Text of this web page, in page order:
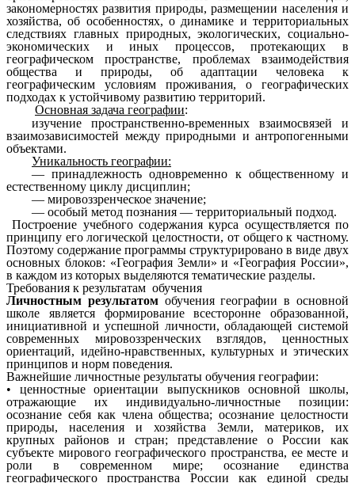
закономерностях развития природы, размещении населения и
хозяйства, об особенностях, о динамике и территориальных
следствиях главных природных, экологических, социально-
экономических и иных процессов, протекающих в
географическом пространстве, проблемах взаимодействия
общества и природы, об адаптации человека к
географическим условиям проживания, о географических
подходах к устойчивому развитию территорий.
Основная задача географии:
изучение пространственно-временных взаимосвязей и
взаимозависимостей между природными и антропогенными
объектами.
Уникальность географии:
— принадлежность одновременно к общественному и
естественному циклу дисциплин;
— мировоззренческое значение;
— особый метод познания — территориальный подход.
Построение учебного содержания курса осуществляется по
принципу его логической целостности, от общего к частному.
Поэтому содержание программы структурировано в виде двух
основных блоков: «География Земли» и «География России»,
в каждом из которых выделяются тематические разделы.
Требования к результатам обучения
Личностным результатомобучения географии в основной
школе является формирование всесторонне образованной,
инициативной и успешной личности, обладающей системой
современных мировоззренческих взглядов, ценностных
ориентаций, идейно-нравственных, культурных и этических
принципов и норм поведения.
Важнейшие личностные результаты обучения географии:
• ценностные ориентации выпускников основной школы,
отражающие их индивидуально-личностные позиции:
осознание себя как члена общества; осознание целостности
природы, населения и хозяйства Земли, материков, их
крупных районов и стран; представление о России как
субъекте мирового географического пространства, ее месте и
роли в современном мире; осознание единства
географического пространства России как единой среды